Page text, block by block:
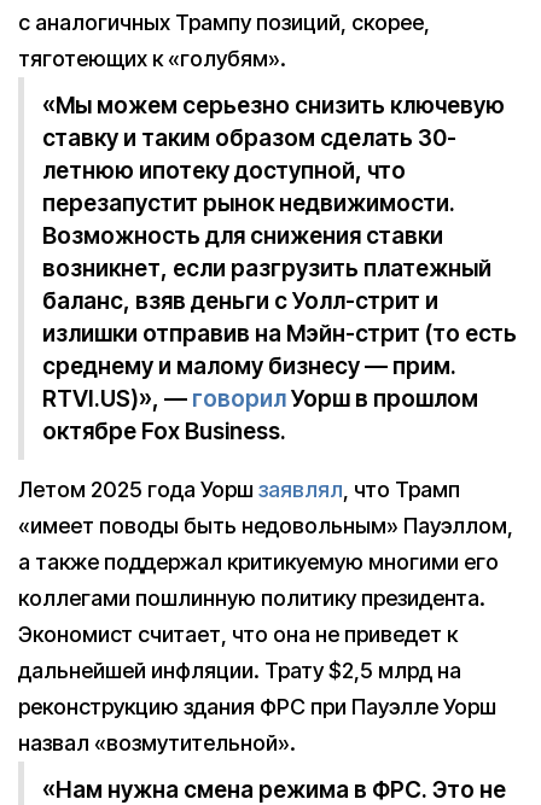
с аналогичных Трампу позиций, скорее,
тяготеющих к «голубям».
«Мы можем серьезно снизить ключевую
ставку и таким образом сделать 30-
летнюю ипотеку доступной, что
перезапустит рынок недвижимости.
Возможность для снижения ставки
возникнет, если разгрузить платежный
баланс, взяв деньги с Уолл-стрит и
излишки отправив на Мэйн-стрит (то есть
среднему и малому бизнесу — прим.
RTVI.US)», — говорилУорш в прошлом
октябре Fox Business.
Летом 2025 года Уорш заявлял , что Трамп
«имеет поводы быть недовольным» Пауэллом,
а также поддержал критикуемую многими его
коллегами пошлинную политику президента.
Экономист считает, что она не приведет к
дальнейшей инфляции. Трату $2,5 млрд на
реконструкцию здания ФРС при Пауэлле Уорш
назвал «возмутительной».
«Нам нужна смена режима в ФРС. Это не